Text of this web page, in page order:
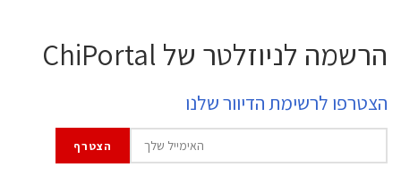
הרשמה לניוזלטר של ChiPortal
הצטרפו לרשימת הדיוור שלנו